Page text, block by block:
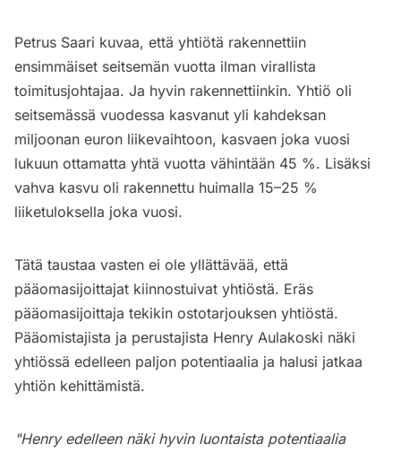
Petrus Saari kuvaa, että yhtiötä rakennettiin
ensimmäiset seitsemän vuotta ilman virallista
toimitusjohtajaa. Ja hyvin rakennettiinkin. Yhtiö oli
seitsemässä vuodessa kasvanut yli kahdeksan
miljoonan euron liikevaihtoon, kasvaen joka vuosi
lukuun ottamatta yhtä vuotta vähintään 45 %. Lisäksi
vahva kasvu oli rakennettu huimalla 15–25 %
liiketuloksella joka vuosi.
Tätä taustaa vasten ei ole yllättävää, että
pääomasijoittajat kiinnostuivat yhtiöstä. Eräs
pääomasijoittaja tekikin ostotarjouksen yhtiöstä.
Pääomistajista ja perustajista Henry Aulakoski näki
yhtiössä edelleen paljon potentiaalia ja halusi jatkaa
yhtiön kehittämistä.
"Henry edelleen näki hyvin luontaista potentiaalia